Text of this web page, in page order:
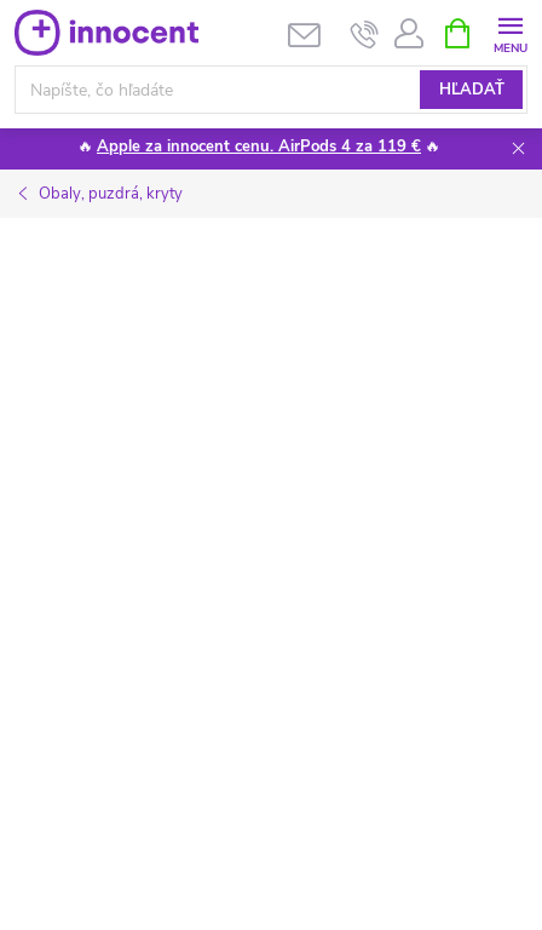
Prejsť
na
obsah
HĽADAŤ
KOŠÍK
🔥 Apple za innocent cenu. AirPods 4 za 119 € 🔥
Obaly, puzdrá, kryty